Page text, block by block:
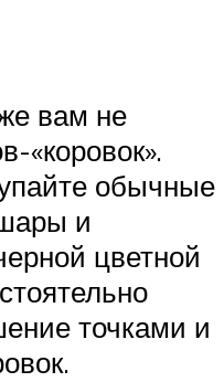
вам не
«коровок».
обычные
и
цветной
точками и